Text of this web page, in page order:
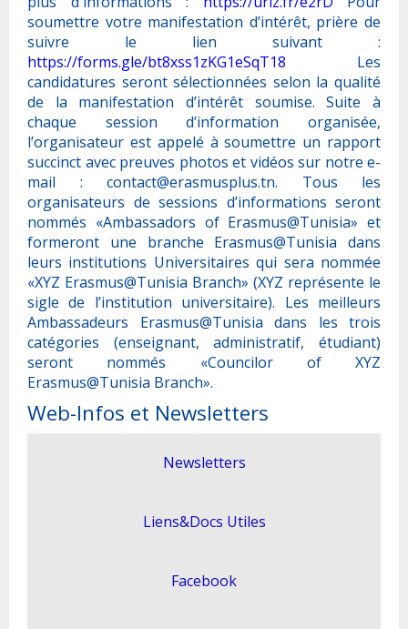
soumettre votre manifestation d’intérêt, prière de
suivre le lien suivant :
https://forms.gle/bt8xss1zKG1eSqT18 Les
candidatures seront sélectionnées selon la qualité
de la manifestation d’intérêt soumise. Suite à
chaque session d’information organisée,
l’organisateur est appelé à soumettre un rapport
succinct avec preuves photos et vidéos sur notre e-
mail : contact@erasmusplus.tn. Tous les
organisateurs de sessions d’informations seront
nommés «Ambassadors of Erasmus@Tunisia» et
formeront une branche Erasmus@Tunisia dans
leurs institutions Universitaires qui sera nommée
«XYZ Erasmus@Tunisia Branch» (XYZ représente le
sigle de l’institution universitaire). Les meilleurs
Ambassadeurs Erasmus@Tunisia dans les trois
catégories (enseignant, administratif, étudiant)
seront nommés «Councilor of XYZ
Erasmus@Tunisia Branch».
Web-Infos et Newsletters
Newsletters
Liens&Docs Utiles
Facebook